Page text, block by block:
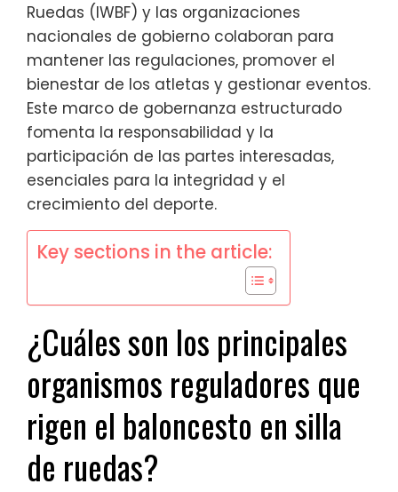
Ruedas (IWBF) y las organizaciones
nacionales de gobierno colaboran para
mantener las regulaciones, promover el
bienestar de los atletas y gestionar eventos.
Este marco de gobernanza estructurado
fomenta la responsabilidad y la
participación de las partes interesadas,
esenciales para la integridad y el
crecimiento del deporte.
Key sections in the article:
¿Cuáles son los principales
organismos reguladores que
rigen el baloncesto en silla
de ruedas?